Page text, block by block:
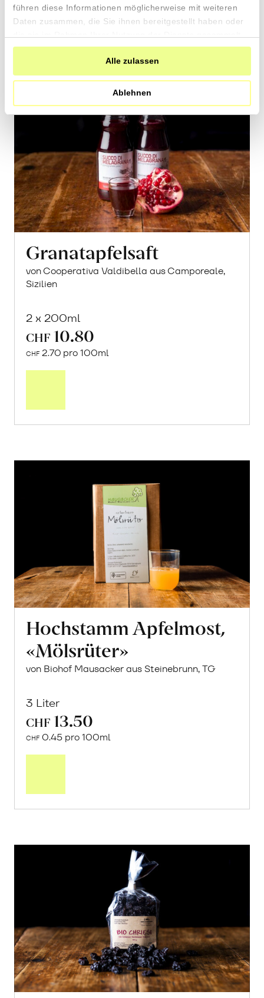
führen diese Informationen möglicherweise mit weiteren
Daten zusammen, die Sie ihnen bereitgestellt haben oder
haben.
Alle zulassen
Ablehnen
Warenkorb
Granatapfelsaft
von Cooperativa Valdibella aus Camporeale,
Sizilien
2 x 200ml
CHF 10.80
CHF 2.70 pro 100ml
Hochstamm Apfelmost,
«Mölsrüter»
von Biohof Mausacker aus Steinebrunn, TG
3 Liter
CHF 13.50
CHF 0.45 pro 100ml